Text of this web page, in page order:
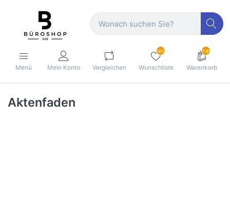
Menü Mein Konto Vergleichen
160
Wunschliste
1189
Warenkorb
Aktenfaden